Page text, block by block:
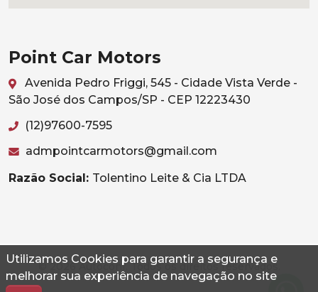
Utilizamos Cookies para garantir a segurança e
melhorar sua experiência de navegação no site
Point Car Motors
Avenida Pedro Friggi, 545 - Cidade Vista Verde -
São José dos Campos/SP - CEP 12223430
(12)97600-7595
admpointcarmotors@gmail.com
Razão Social: Tolentino Leite & Cia LTDA
© 2026 Autoconf. Todos os direitos reservados.